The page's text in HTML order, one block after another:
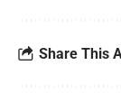
Share This